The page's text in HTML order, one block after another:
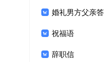
信 婚礼男方父亲答
谢词祝福语
辞职信